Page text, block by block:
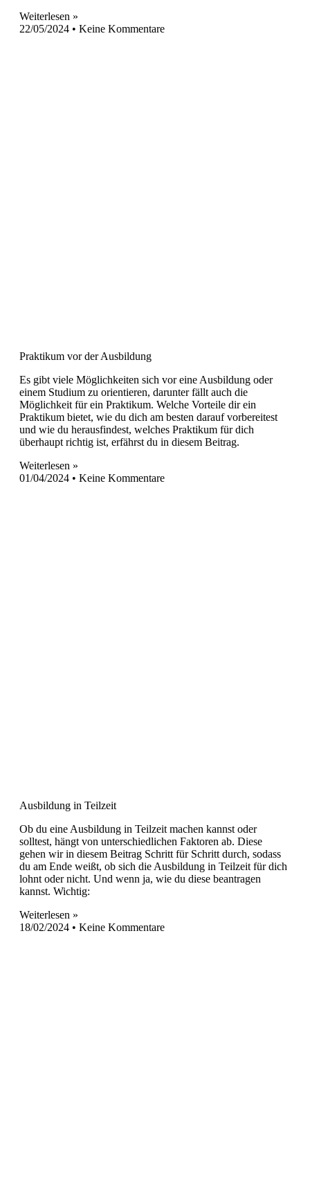
Weiterlesen »
22/05/2024
Keine Kommentare
Praktikum vor der Ausbildung
Es gibt viele Möglichkeiten sich vor eine Ausbildung oder
einem Studium zu orientieren, darunter fällt auch die
Möglichkeit für ein Praktikum. Welche Vorteile dir ein
Praktikum bietet, wie du dich am besten darauf vorbereitest
und wie du herausfindest, welches Praktikum für dich
überhaupt richtig ist, erfährst du in diesem Beitrag.
Weiterlesen »
01/04/2024
Keine Kommentare
Ausbildung in Teilzeit
Ob du eine Ausbildung in Teilzeit machen kannst oder
solltest, hängt von unterschiedlichen Faktoren ab. Diese
gehen wir in diesem Beitrag Schritt für Schritt durch, sodass
du am Ende weißt, ob sich die Ausbildung in Teilzeit für dich
lohnt oder nicht. Und wenn ja, wie du diese beantragen
kannst. Wichtig:
Weiterlesen »
18/02/2024
Keine Kommentare